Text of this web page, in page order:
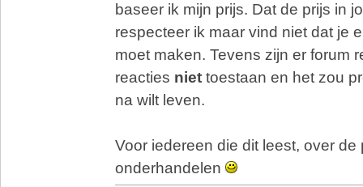
baseer ik mijn prijs. Dat de prijs in
respecteer ik maar vind niet dat je
moet maken. Tevens zijn er forum
reacties niet toestaan en het zou
na wilt leven.
Voor iedereen die dit leest, over de
onderhandelen